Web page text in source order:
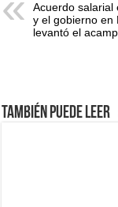
Acuerdo salarial
y el gobierno en
levantó el
También puede leer